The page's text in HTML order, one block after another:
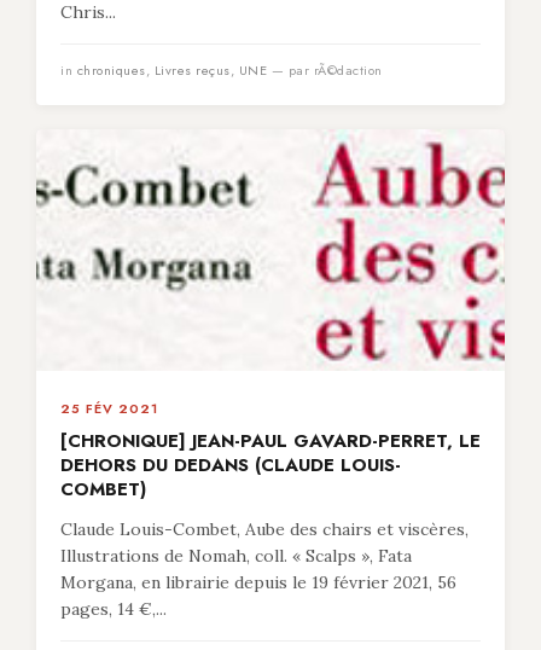
Chris...
in chroniques, Livres reçus, UNE — par rÃ©daction
25 FÉV 2021
[CHRONIQUE] JEAN-PAUL GAVARD-PERRET, LE
DEHORS DU DEDANS (CLAUDE LOUIS-
COMBET)
Claude Louis-Combet, Aube des chairs et viscères,
Illustrations de Nomah, coll. « Scalps », Fata
Morgana, en librairie depuis le 19 février 2021, 56
pages, 14 €,...